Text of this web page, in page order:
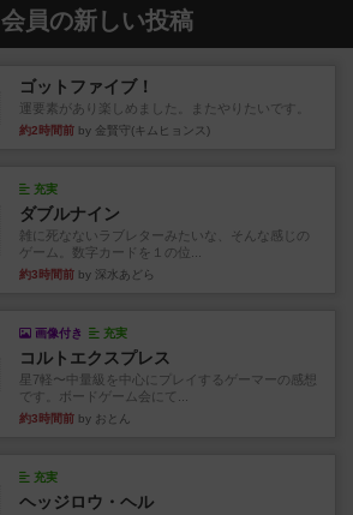
会員の新しい投稿
ゴットファイブ！
運要素があり楽しめました。またやりたいです。
約2時間前 by 金賢守(キムヒョンス)
充実
ダブルナイン
雑に死なないラブレターみたいな、そんな感じの
ゲーム。数字カードを１の位...
約3時間前 by 深水あどら
画像付き 充実
コルトエクスプレス
星7軽〜中量級を中心にプレイするゲーマーの感想
です。ボードゲーム会にて...
約3時間前 by おとん
充実
ヘッジロウ・ヘル